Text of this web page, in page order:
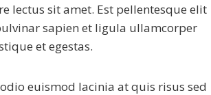
lectus sit amet. Est pellentesque elit
sapien et ligula ullamcorper
et egestas.
euismod lacinia at quis risus sed